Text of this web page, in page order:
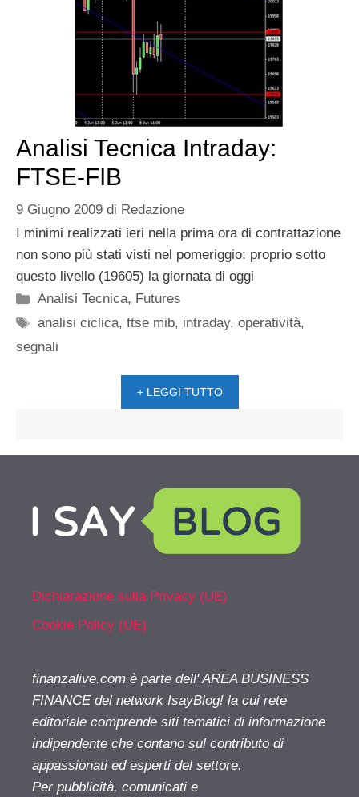
Analisi Tecnica Intraday:
FTSE-FIB
9 Giugno 2009 di Redazione
I minimi realizzati ieri nella prima ora di contrattazione
non sono più stati visti nel pomeriggio: proprio sotto
questo livello (19605) la giornata di oggi
Categorie
Analisi Tecnica, Futures
Tag
analisi ciclica,ftse mib, intraday,operatività,
segnali
+ LEGGI TUTTO
Dichiarazione sulla Privacy (UE)
Cookie Policy (UE)
finanzalive.com è parte dell' AREA BUSINESS
FINANCE del network IsayBlog! la cui rete
editoriale comprende siti tematici di informazione
indipendente che contano sul contributo di
appassionati ed esperti del settore.
Per pubblicità, comunicati e